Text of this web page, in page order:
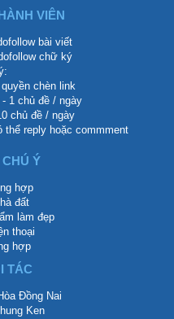
VIÊN
bài viết
chữ ký
chèn link
1 chủ đề / ngày
chủ đề / ngày
thể reply hoặc commment
Ý
hợp
đất
làm đẹp
thoại
hợp
TÁC
Đồng Nai
Ken